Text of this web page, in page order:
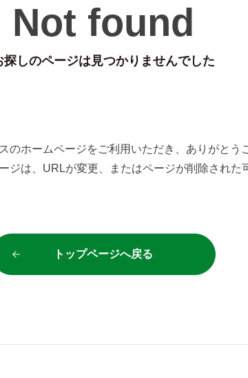
Not found
探しのページは見つかりませんでした
のホームページをご利用いただき、ありがとう
ジは、URLが変更、またはページが削除された
トップページへ戻る